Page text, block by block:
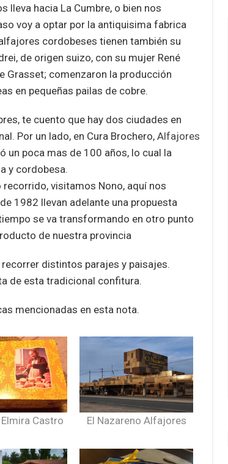
lleva hacia La Cumbre, o bien nos
voy a optar por la antiquisima fabrica
cordobeses tienen también su
de origen suizo, con su mujer René
Grasset; comenzaron la producción
en pequeñas pailas de cobre.
te cuento que hay dos ciudades en
Por un lado, en Cura Brochero, Alfajores
un poca mas de 100 años, lo cual la
y cordobesa.
visitamos Nono, aquí nos
1982 llevan adelante una propuesta
se va transformando en otro punto
de nuestra provincia
distintos parajes y paisajes.
de esta tradicional confitura.
mencionadas en esta nota.
Castro El Nazareno Alfajores